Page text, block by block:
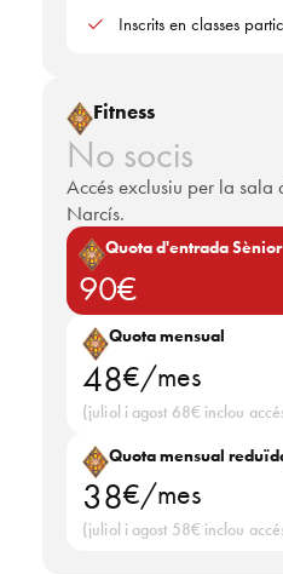
Inscrits en classes
Fitness
No socis
Accés exclusiu per la sala
Narcís.
Quota d'entrada Sènior
90€
Quota mensual
48€/mes
(juliol i agost 68€ inclou
Quota mensual
38€/mes
(juliol i agost 58€ inclou